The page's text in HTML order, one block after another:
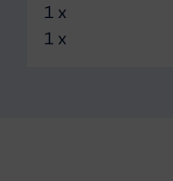
1 x
1 x